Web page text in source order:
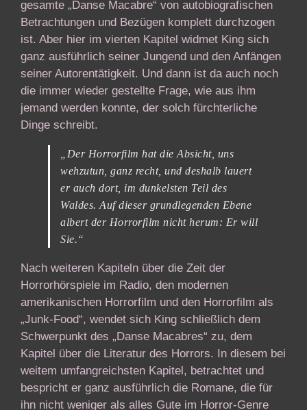
gesamte „Danse Macabre“ von autobiografischen
Betrachtungen und Bezügen komplett durchzogen
ist. Aber hier im vierten Kapitel widmet King sich
ganz ausführlich seiner Jungend und den Anfängen
seiner Autorentätigkeit. Und dann ist da auch noch
die immer wieder gestellte Frage, wie aus ihm
jemand werden konnte, der solch fürchterliche
Dinge schreibt.
„Der Horrorfilm hat die Absicht, uns
wehzutun, ganz recht, und deshalb lauert
er auch dort, im dunkelsten Teil des
Waldes. Auf dieser grundlegenden Ebene
albert der Horrorfilm nicht herum: Er will
Sie.“
Nach weiteren Kapiteln über die Zeit der
Horrorhörspiele im Radio, den modernen
amerikanischen Horrorfilm und den Horrorfilm als
„Junk-Food“, wendet sich King schließlich dem
Schwerpunkt des „Danse Macabres“ zu, dem
Kapitel über die Literatur des Horrors. In diesem bei
weitem umfangreichsten Kapitel, betrachtet und
bespricht er ganz ausführlich die Romane, die für
ihn nicht weniger als alles Gute im Horror-Genre